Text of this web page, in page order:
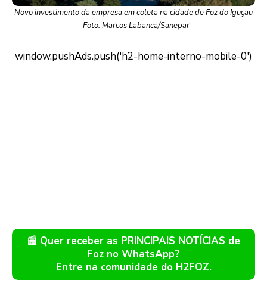
Novo investimento da empresa em coleta na cidade de Foz do Iguçau
- Foto: Marcos Labanca/Sanepar
📰 Quer receber as PRINCIPAIS NOTÍCIAS de
Foz no WhatsApp?
Entre na comunidade do H2FOZ.